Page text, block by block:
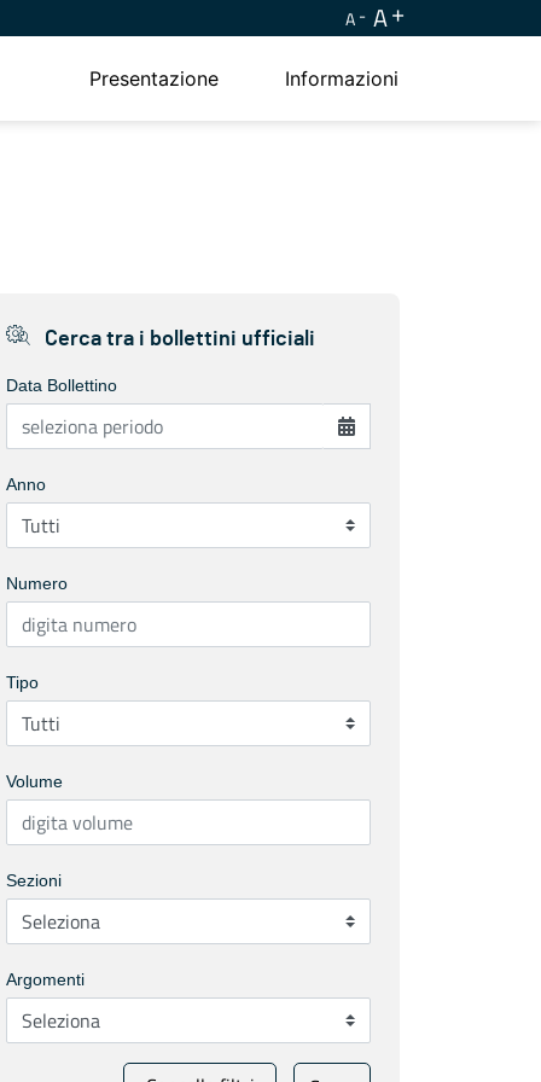
A A
Presentazione Informazioni
Cerca tra i bollettini ufficiali
Data Bollettino
Anno
Numero
Tipo
Volume
Sezioni
Argomenti